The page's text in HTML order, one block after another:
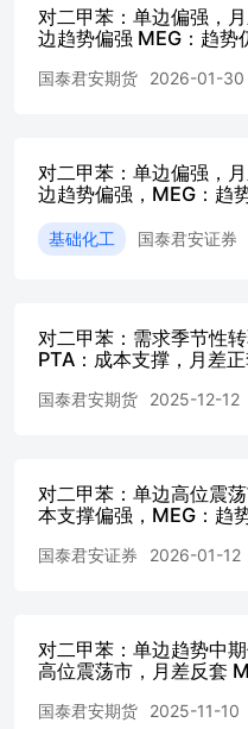
天龙20长丝重启，其
92%，上周长丝工厂
具备条件，因为利润
工、远东联、浙石化1
联合负荷降低，煤制
化学、四川正达凯、
国产乙二醇开工率
行5%的减产，但暂时
会POY转产FDY。聚
转弱。乙二醇供需平
资者参考，无意针对
它法律管辖区域内的
若给您造成不便，敬
的专业投资者，请勿
为本公司的当然客户
出投资决定并自主承
资咨询执业资格或相
对二甲苯：单边偏强，
边趋势偏强 MEG：趋势
国泰君安期货 2026-01-30
对二甲苯：单边偏强，
边趋势偏强，MEG：趋
基础化工 国泰君安证券
对二甲苯：需求季节性
PTA：成本支撑，月差
国泰君安期货 2025-12-12
对二甲苯：单边高位震
本支撑偏强，MEG：趋
国泰君安证券 2026-01-12
对二甲苯：单边趋势中
高位震荡市，月差反套
国泰君安期货 2025-11-10